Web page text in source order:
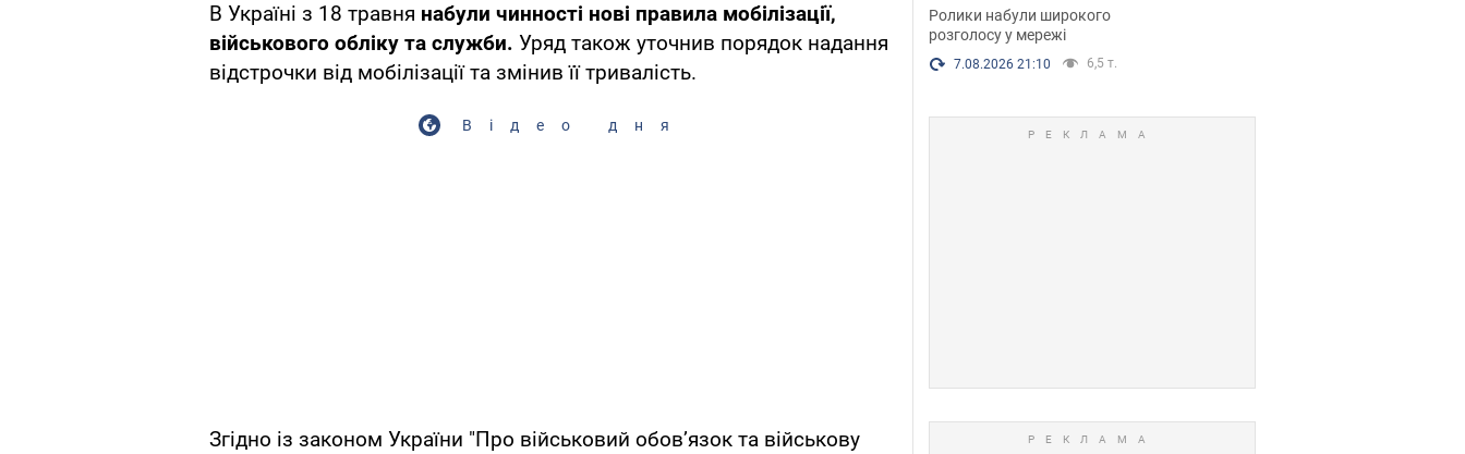
В Україні з 18 травня набули чинності нові правила мобілізації,
військового обліку та служби. Уряд також уточнив порядок надання
відстрочки від мобілізації та змінив її тривалість.
Відео дня
Згідно із законом України "Про військовий обов’язок та військову
покарали. Відео
Ролики набули широкого
розголосу у мережі
7.08.2026 21:10 6,5 т.